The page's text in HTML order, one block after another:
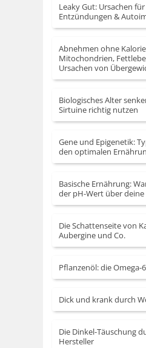
Leaky Gut: Ursachen
Entzündungen &
Abnehmen ohne
Mitochondrien,
Ursachen von
Biologisches Alter
Sirtuine richtig nutzen
Gene und Epigenetik:
den optimalen
Basische Ernährung:
der pH-Wert über deine
Die Schattenseite von
Aubergine und Co.
Pflanzenöl: die Omega-
Dick und krank durch
Die Dinkel-Täuschung
Hersteller